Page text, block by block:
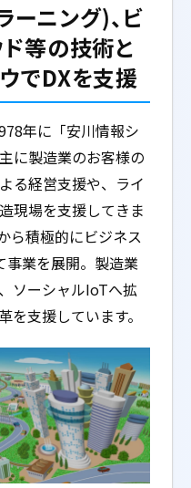
ーニング)、ビ
ド等の技術と
でDXを支援
年に「安川情報シ
に製造業のお客様の
る経営支援や、ライ
現場を支援してきま
ら積極的にビジネス
事業を展開。製造業
ソーシャルIoTへ拡
を支援しています。